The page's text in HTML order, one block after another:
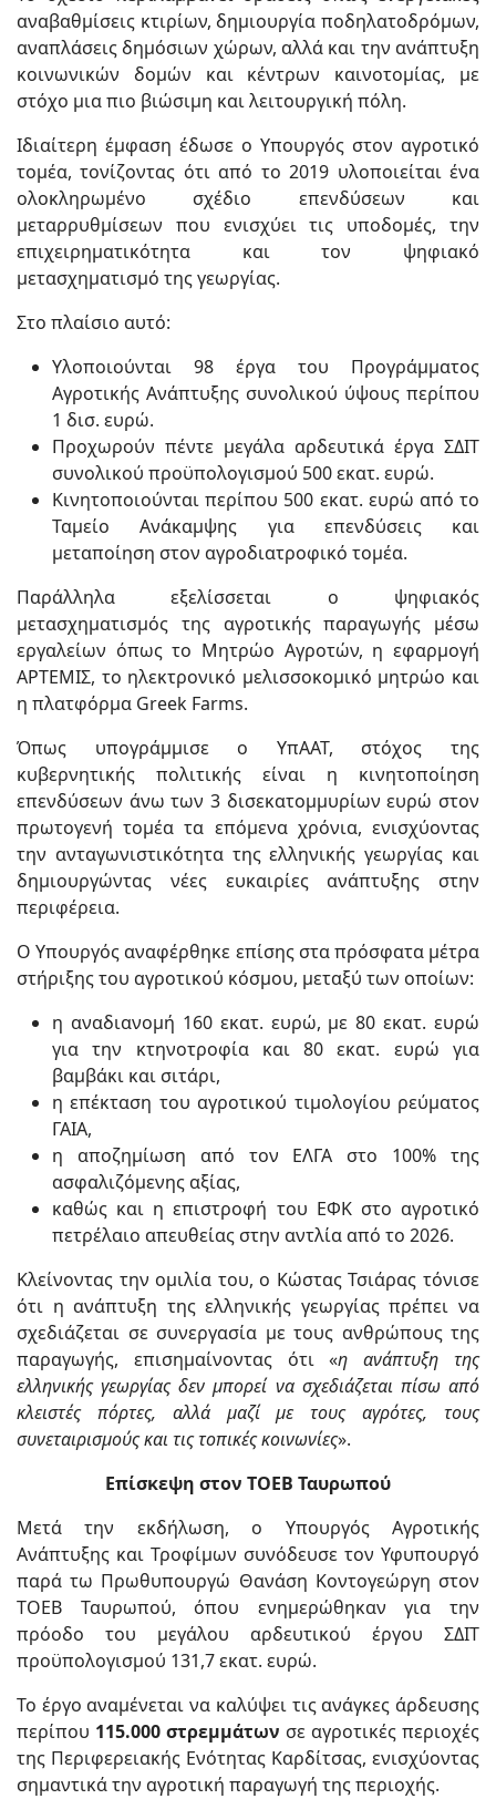
αναβαθμίσεις κτιρίων, δημιουργία ποδηλατοδρόμων,
αναπλάσεις δημόσιων χώρων, αλλά και την ανάπτυξη
κοινωνικών δομών και κέντρων καινοτομίας, με
στόχο μια πιο βιώσιμη και λειτουργική πόλη.
Ιδιαίτερη έμφαση έδωσε ο Υπουργός στον αγροτικό
τομέα, τονίζοντας ότι από το 2019 υλοποιείται ένα
ολοκληρωμένο σχέδιο επενδύσεων και
μεταρρυθμίσεων που ενισχύει τις υποδομές, την
επιχειρηματικότητα και τον ψηφιακό
μετασχηματισμό της γεωργίας.
Στο πλαίσιο αυτό:
Υλοποιούνται 98 έργα του Προγράμματος
Αγροτικής Ανάπτυξης συνολικού ύψους περίπου
1 δισ. ευρώ.
Προχωρούν πέντε μεγάλα αρδευτικά έργα ΣΔΙΤ
συνολικού προϋπολογισμού 500 εκατ. ευρώ.
Κινητοποιούνται περίπου 500 εκατ. ευρώ από το
Ταμείο Ανάκαμψης για επενδύσεις και
μεταποίηση στον αγροδιατροφικό τομέα.
Παράλληλα εξελίσσεται ο ψηφιακός
μετασχηματισμός της αγροτικής παραγωγής μέσω
εργαλείων όπως το Μητρώο Αγροτών, η εφαρμογή
ΑΡΤΕΜΙΣ, το ηλεκτρονικό μελισσοκομικό μητρώο και
η πλατφόρμα Greek Farms.
Όπως υπογράμμισε ο ΥπΑΑΤ, στόχος της
κυβερνητικής πολιτικής είναι η κινητοποίηση
επενδύσεων άνω των 3 δισεκατομμυρίων ευρώ στον
πρωτογενή τομέα τα επόμενα χρόνια, ενισχύοντας
την ανταγωνιστικότητα της ελληνικής γεωργίας και
δημιουργώντας νέες ευκαιρίες ανάπτυξης στην
περιφέρεια.
Ο Υπουργός αναφέρθηκε επίσης στα πρόσφατα μέτρα
στήριξης του αγροτικού κόσμου, μεταξύ των οποίων:
η αναδιανομή 160 εκατ. ευρώ, με 80 εκατ. ευρώ
για την κτηνοτροφία και 80 εκατ. ευρώ για
βαμβάκι και σιτάρι,
η επέκταση του αγροτικού τιμολογίου ρεύματος
ΓΑΙΑ,
η αποζημίωση από τον ΕΛΓΑ στο 100% της
ασφαλιζόμενης αξίας,
καθώς και η επιστροφή του ΕΦΚ στο αγροτικό
πετρέλαιο απευθείας στην αντλία από το 2026.
Κλείνοντας την ομιλία του, ο Κώστας Τσιάρας τόνισε
ότι η ανάπτυξη της ελληνικής γεωργίας πρέπει να
σχεδιάζεται σε συνεργασία με τους ανθρώπους της
παραγωγής, επισημαίνοντας ότι «η ανάπτυξη της
ελληνικής γεωργίας δεν μπορεί να σχεδιάζεται πίσω από
κλειστές πόρτες, αλλά μαζί με τους αγρότες, τους
συνεταιρισμούς και τις τοπικές κοινωνίες».
Επίσκεψη στον ΤΟΕΒ Ταυρωπού
Μετά την εκδήλωση, ο Υπουργός Αγροτικής
Ανάπτυξης και Τροφίμων συνόδευσε τον Υφυπουργό
παρά τω Πρωθυπουργώ Θανάση Κοντογεώργη στον
ΤΟΕΒ Ταυρωπού, όπου ενημερώθηκαν για την
πρόοδο του μεγάλου αρδευτικού έργου ΣΔΙΤ
προϋπολογισμού 131,7 εκατ. ευρώ.
Το έργο αναμένεται να καλύψει τις ανάγκες άρδευσης
περίπου 115.000 στρεμμάτων σε αγροτικές περιοχές
της Περιφερειακής Ενότητας Καρδίτσας, ενισχύοντας
σημαντικά την αγροτική παραγωγή της περιοχής.